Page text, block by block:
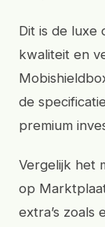
Dit is de luxe
kwaliteit en
de
premium
Vergelijk het
op
extra’s zoals